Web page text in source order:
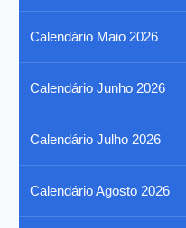
Calendário Maio 2026
Calendário Junho 2026
Calendário Julho 2026
Calendário Agosto 2026